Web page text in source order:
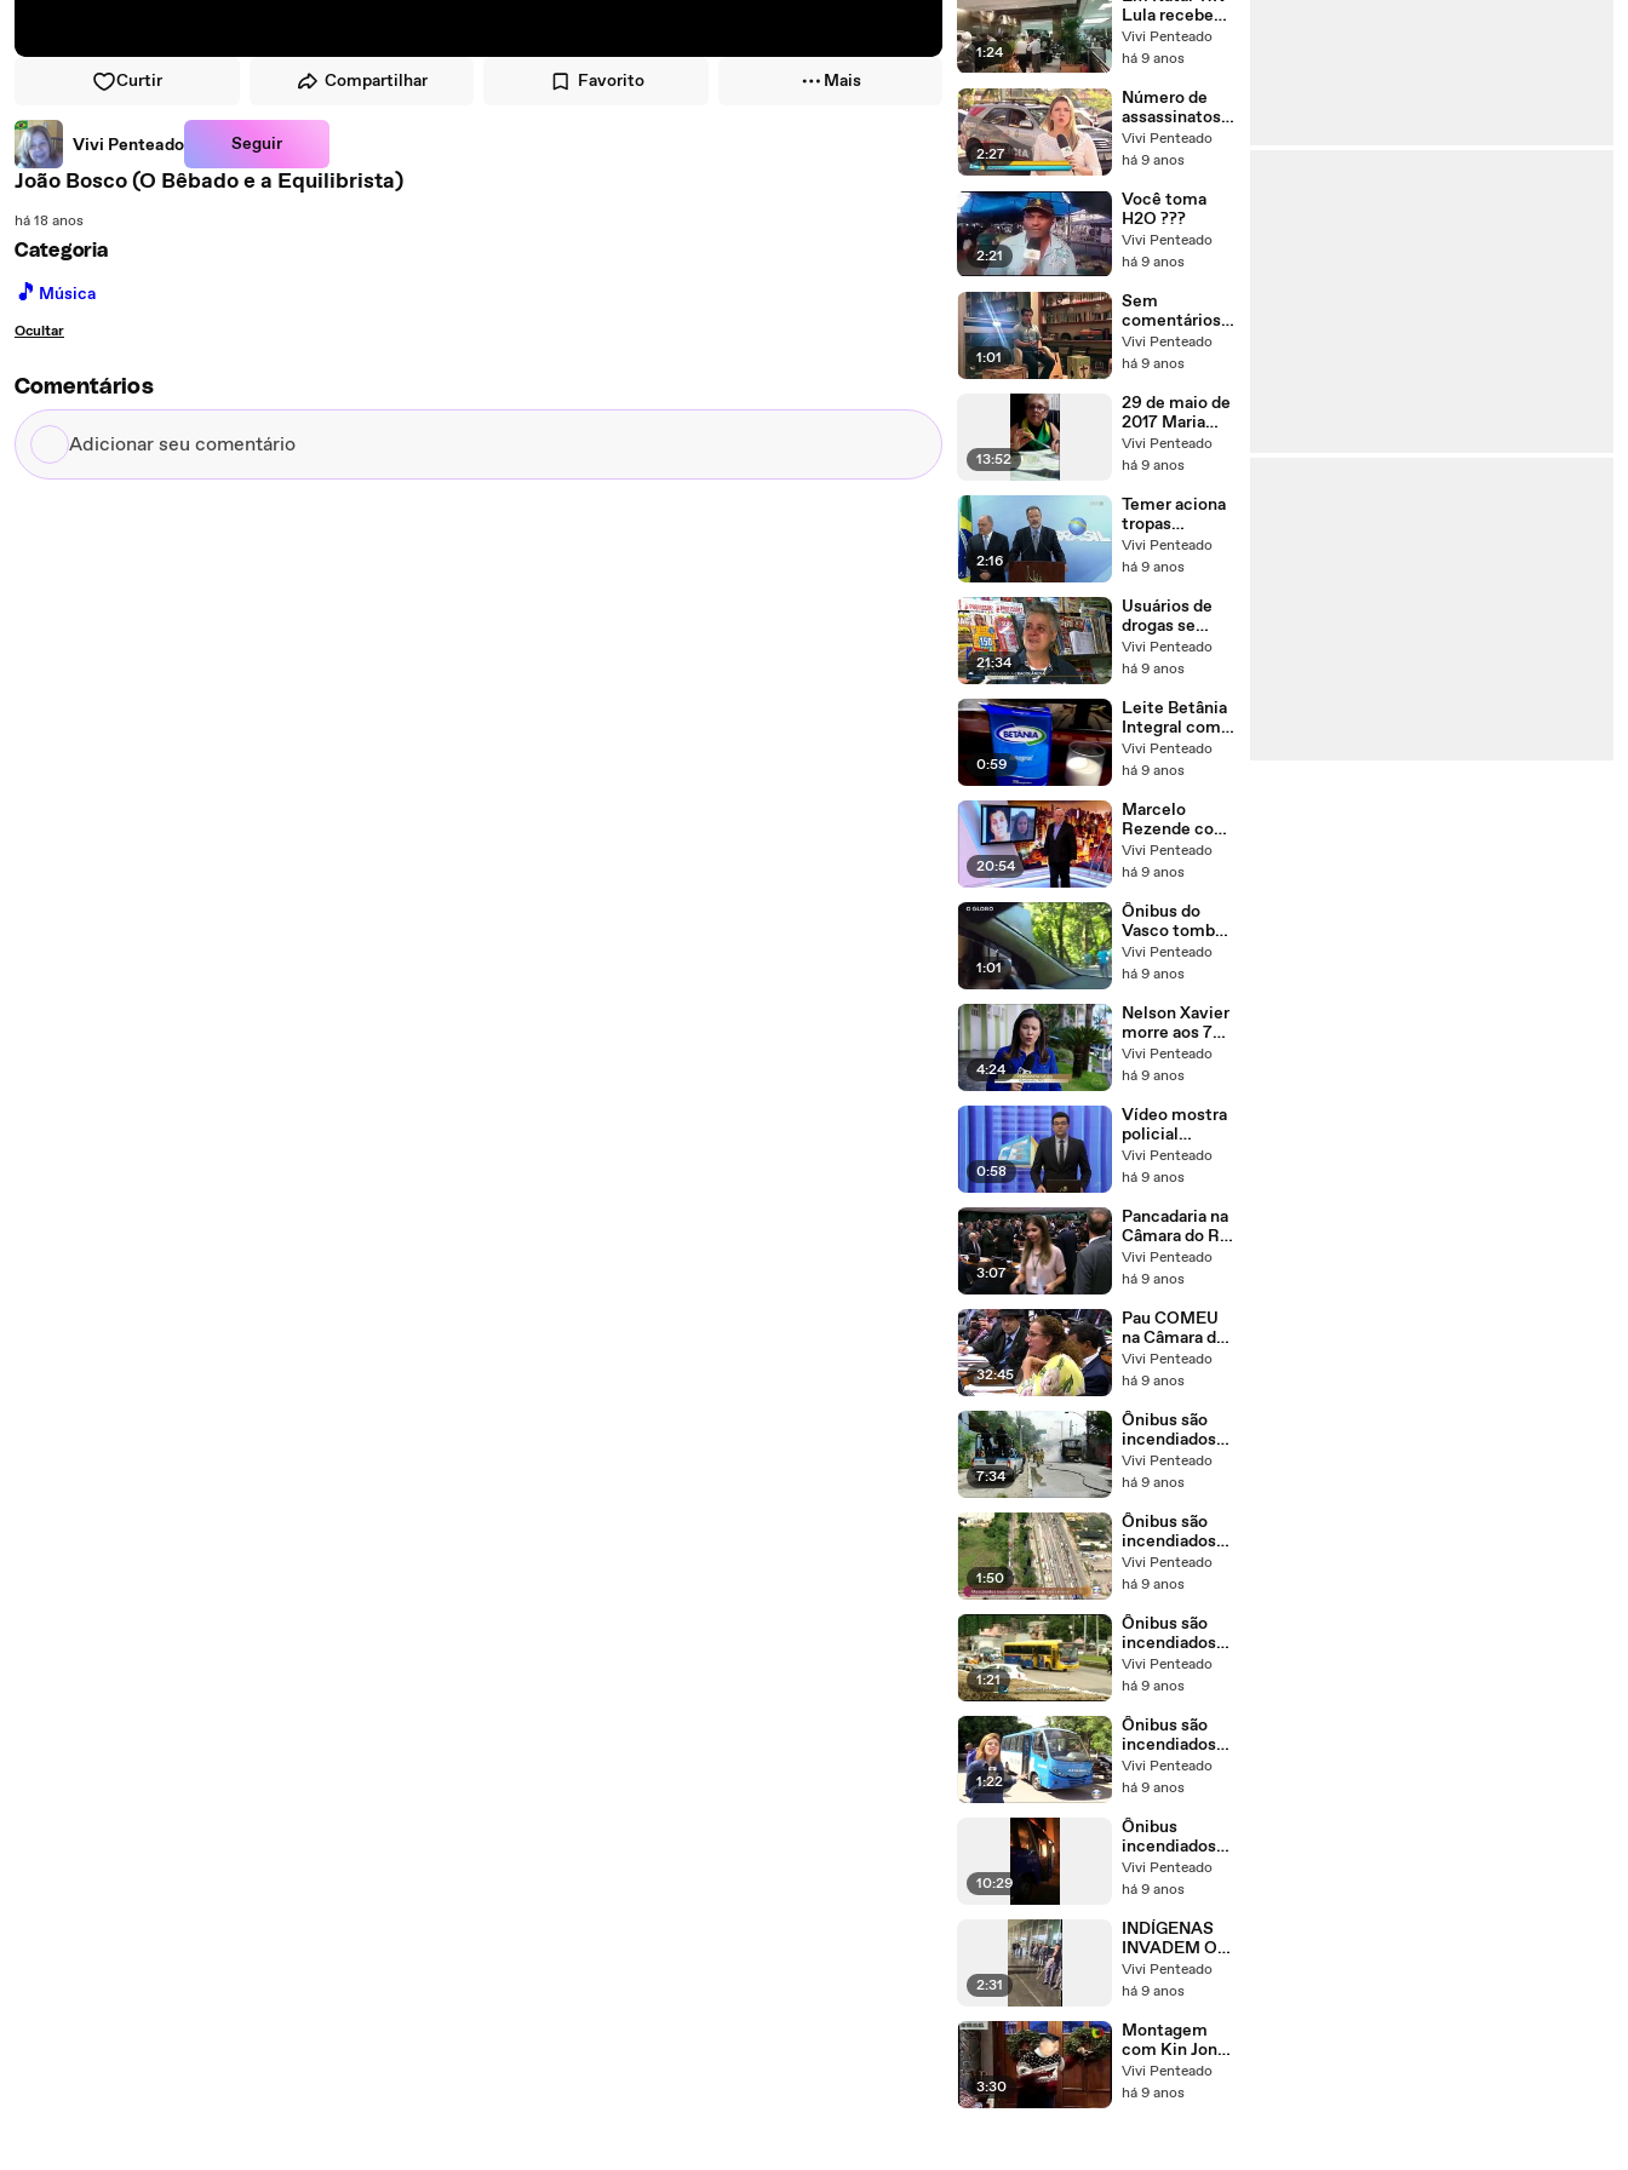
Curtir Compartilhar Favorito Mais
Vivi Penteado Seguir
João Bosco (O Bêbado e a Equilibrista)
há 18 anos
Categoria
🎵 Música
Ocultar
Comentários
Adicionar
seu
1:24
Lula recebe
vaias e é
impedido de
Vivi Penteado
há 9 anos
2:27
Número de
assassinatos
cresce em
todas as
Ceará
Vivi Penteado
há 9 anos
2:21
Você toma
H2O ???
Vivi Penteado
há 9 anos
1:01
Sem
comentários,
apenas
assistam!!
Vivi Penteado
há 9 anos
13:52
29 de maio de
2017 Maria
Lucia Simões
Vivi Penteado
há 9 anos
2:16
Temer aciona
tropas
federais para
proteger
ministérios
Vivi Penteado
há 9 anos
21:34
Usuários de
drogas se
dispersam
pelo Centro
policial
Vivi Penteado
há 9 anos
0:59
Leite Betânia
Integral com
suspeita de
contaminação
cáustica
Vivi Penteado
há 9 anos
20:54
Marcelo
Rezende com
câncer e
afirma “Nada
para Deus"
Vivi Penteado
há 9 anos
1:01
Ônibus do
Vasco tomba
e deixa 22
jogadores do
Vivi Penteado
há 9 anos
4:24
Nelson Xavier
morre aos 75
anos em
Uberlândia
Vivi Penteado
há 9 anos
0:58
Vídeo mostra
policial
agredindo
advogada na
Beira-Ma
Vivi Penteado
há 9 anos
3:07
Pancadaria na
Câmara do Rio
- Parte 2 -:))
Vivi Penteado
há 9 anos
32:45
Pau COMEU
na Câmara do
Rio -:))
Vivi Penteado
há 9 anos
7:34
Ônibus são
incendiados
na Rodovia
Washington
Aveni
Vivi Penteado
há 9 anos
1:50
Ônibus são
incendiados
na Rodovia
Washington
Aveni-3
Vivi Penteado
há 9 anos
1:21
Ônibus são
incendiados
na Rodovia
Washington
Aveni-2
Vivi Penteado
há 9 anos
1:22
Ônibus são
incendiados
na Rodovia
Washington
Aveni-1
Vivi Penteado
há 9 anos
10:29
Ônibus
incendiados
no Rio - greve
28/04/2017
Vivi Penteado
há 9 anos
2:31
INDÍGENAS
INVADEM O
CONGRESSO
- 25/04/2017
Vivi Penteado
há 9 anos
3:30
Montagem
com Kin Jong-
Un que irritou
os Coreanos
Vivi Penteado
há 9 anos